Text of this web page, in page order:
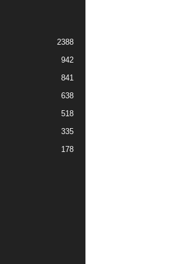
2388
942
841
638
518
335
178